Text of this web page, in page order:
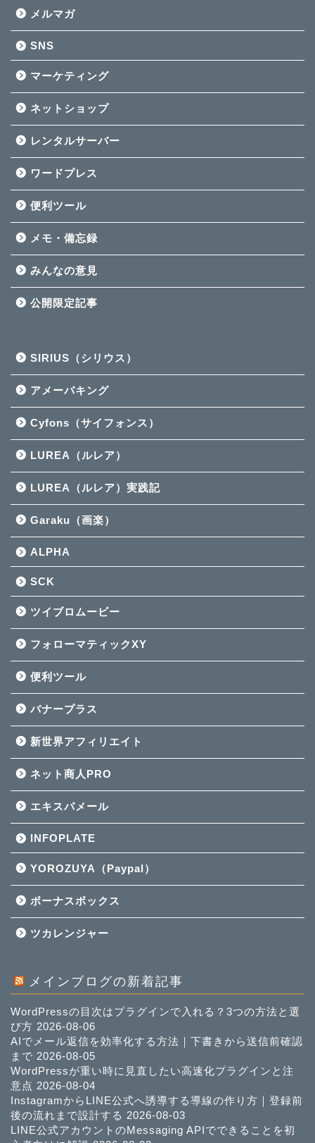
メルマガ
SNS
マーケティング
ネットショップ
レンタルサーバー
ワードプレス
便利ツール
メモ・備忘録
みんなの意見
公開限定記事
SIRIUS（シリウス）
アメーバキング
Cyfons（サイフォンス）
LUREA（ルレア）
LUREA（ルレア）実践記
Garaku（画楽）
ALPHA
SCK
ツイブロムービー
フォローマティックXY
便利ツール
バナープラス
新世界アフィリエイト
ネット商人PRO
エキスパメール
INFOPLATE
YOROZUYA（Paypal）
ボーナスボックス
ツカレンジャー
メインブログの新着記事
WordPressの目次はプラグインで入れる？3つの方法と選
び方 2026-08-06
AIでメール返信を効率化する方法｜下書きから送信前確認
まで 2026-08-05
WordPressが重い時に見直したい高速化プラグインと注
意点 2026-08-04
InstagramからLINE公式へ誘導する導線の作り方｜登録前
後の流れまで設計する 2026-08-03
LINE公式アカウントのMessaging APIでできることを初